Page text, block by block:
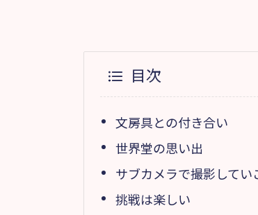
目次
文房具との付き合い
世界堂の思い出
サブカメラで撮影してい
挑戦は楽しい